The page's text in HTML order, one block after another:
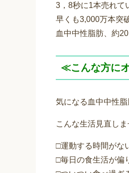
3，8秒に1本売れて
早くも3,000万本突
血中中性脂肪、約
≪こんな方に
気になる血中中性脂
こんな生活見直しま
□運動する時間がな
□毎日の食生活が偏